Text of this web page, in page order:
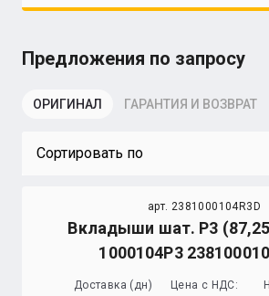
Предложения по запросу
ОРИГИНАЛ ГАРАНТИЯ И ВОЗВРАТ
Сортировать по
арт. 2381000104R3D
Вкладыши шат. Р3
1000104Р3
Доставка (дн) Цена с НДС: